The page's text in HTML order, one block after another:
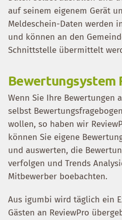
auf seinem eigenem Gerät
Meldeschein-Daten werden
und können an den
Schnittstelle übermittelt
Bewertungsystem
Wenn Sie Ihre Bewertungen
selbst
wollen, so haben wir
können Sie eigene
und auswerten, die
verfolgen und Trends
Mitbewerber boebachten.
Aus igumbi wird täglich ein
Gästen an ReviewPro